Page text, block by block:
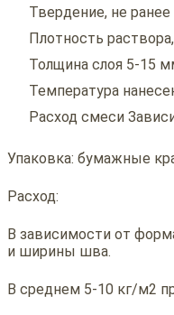
Твердение, не ранее
Плотность
Толщина слоя 5-15
Температура
Расход смеси
Упаковка: бумажные
Расход:
В зависимости от
и ширины шва.
В среднем 5-10 кг/м2